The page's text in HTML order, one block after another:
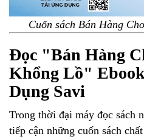
Cuốn sách Bán Hàng
Đọc "Bán Hàng
Khổng Lồ"
Dụng Savi
Trong thời đại máy đọc sách
tiếp cận những cuốn sách